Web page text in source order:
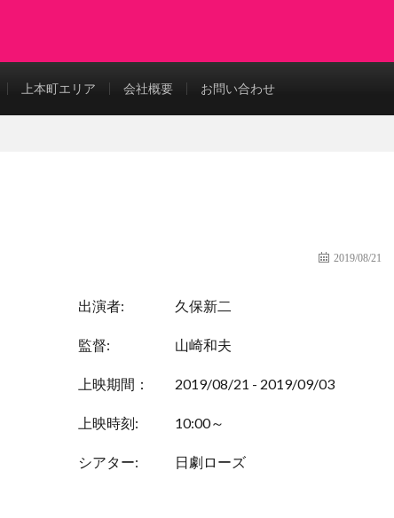
上本町エリア 会社概要 お問い合わせ
2019/08/21
出演者: 久保新二
監督: 山崎和夫
上映期間： 2019/08/21 - 2019/09/03
上映時刻: 10:00～
シアター: 日劇ローズ